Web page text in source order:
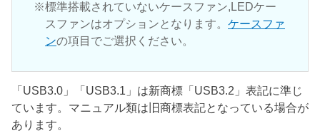
標準搭載されていないケースファン,LEDケー
スファンはオプションとなります。 ケースファ
ンの項目でご選択ください。
「USB3.0」「USB3.1」は新商標「USB3.2」表記に準じ
ています。マニュアル類は旧商標表記となっている場合が
あります。